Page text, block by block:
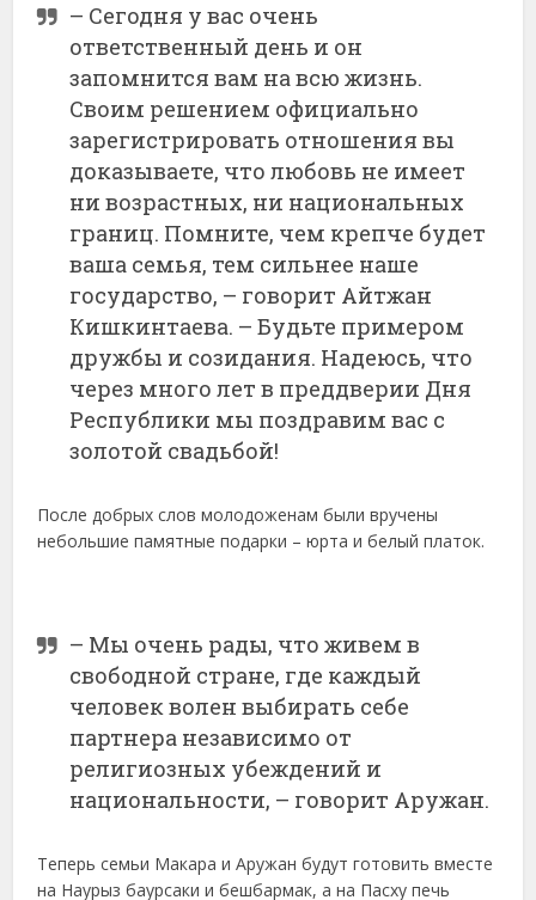
– Сегодня у вас очень
ответственный день и он
запомнится вам на всю жизнь.
Своим решением официально
зарегистрировать отношения вы
доказываете, что любовь не имеет
ни возрастных, ни национальных
границ. Помните, чем крепче будет
ваша семья, тем сильнее наше
государство, – говорит Айтжан
Кишкинтаева. – Будьте примером
дружбы и созидания. Надеюсь, что
через много лет в преддверии Дня
Республики мы поздравим вас с
золотой свадьбой!
После добрых слов молодоженам были вручены
небольшие памятные подарки – юрта и белый платок.
– Мы очень рады, что живем в
свободной стране, где каждый
человек волен выбирать себе
партнера независимо от
религиозных убеждений и
национальности, – говорит Аружан.
Теперь семьи Макара и Аружан будут готовить вместе
на Наурыз баурсаки и бешбармак, а на Пасху печь